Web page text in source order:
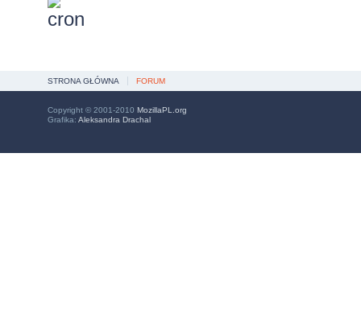
STRONA GŁÓWNA FORUM
Copyright © 2001-2010 MozillaPL.org
Grafika: Aleksandra Drachal